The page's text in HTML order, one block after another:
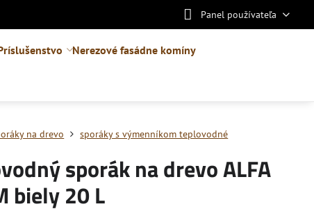
Panel používateľa
Nerezové fasádne komíny
na drevo sporáky s výmenníkom teplovodné
sporák na drevo ALFA
biely 20 L